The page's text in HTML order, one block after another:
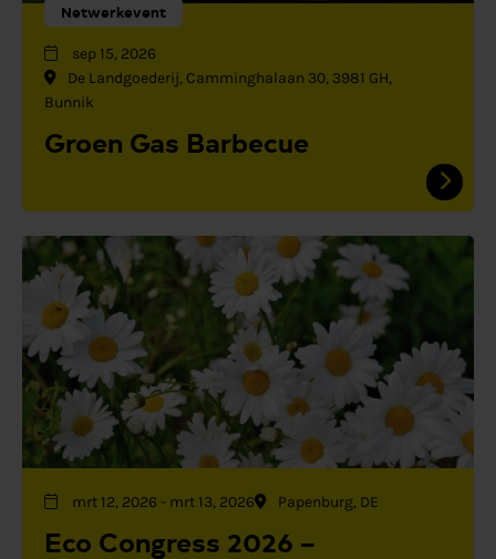
Netwerkevent
sep 15, 2026
De Landgoederij, Camminghalaan 30, 3981 GH,
Bunnik
Groen Gas Barbecue
mrt 12, 2026 - mrt 13, 2026 Papenburg, DE
Eco Congress 2026 –